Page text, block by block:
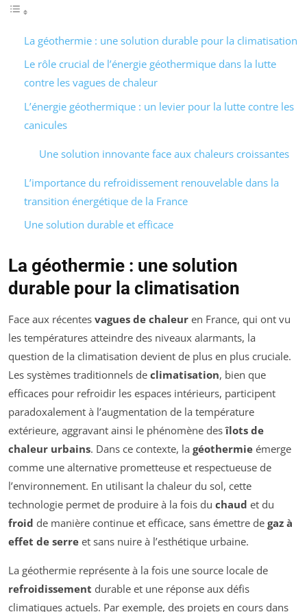
La géothermie : une solution durable pour la climatisation
Le rôle crucial de l’énergie géothermique dans la lutte
contre les vagues de chaleur
L’énergie géothermique : un levier pour la lutte contre les
canicules
Une solution innovante face aux chaleurs croissantes
L’importance du refroidissement renouvelable dans la
transition énergétique de la France
Une solution durable et efficace
La géothermie : une solution
durable pour la climatisation
Face aux récentes vagues de chaleur en France, qui ont vu
les températures atteindre des niveaux alarmants, la
question de la climatisation devient de plus en plus cruciale.
Les systèmes traditionnels de climatisation, bien que
efficaces pour refroidir les espaces intérieurs, participent
paradoxalement à l’augmentation de la température
extérieure, aggravant ainsi le phénomène desîlots de
chaleur urbains. Dans ce contexte, la géothermie émerge
comme une alternative prometteuse et respectueuse de
l’environnement. En utilisant la chaleur du sol, cette
technologie permet de produire à la fois du chaud et du
froid de manière continue et efficace, sans émettre de gaz à
effet de serre et sans nuire à l’esthétique urbaine.
La géothermie représente à la fois une source locale de
refroidissement durable et une réponse aux défis
climatiques actuels. Par exemple, des projets en cours dans